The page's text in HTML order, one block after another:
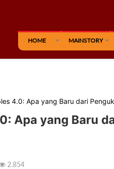
HOME MAINSTORY
4.0: Apa yang Baru dari
Apa yang Baru
2.854